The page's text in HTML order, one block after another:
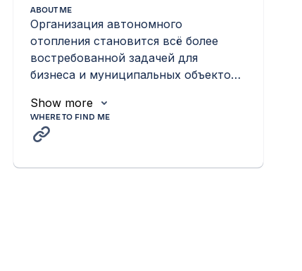
ABOUT ME
Организация автономного
отопления становится всё более
востребованной задачей для
бизнеса и муниципальных объектов.
Show more
WHERE TO FIND ME